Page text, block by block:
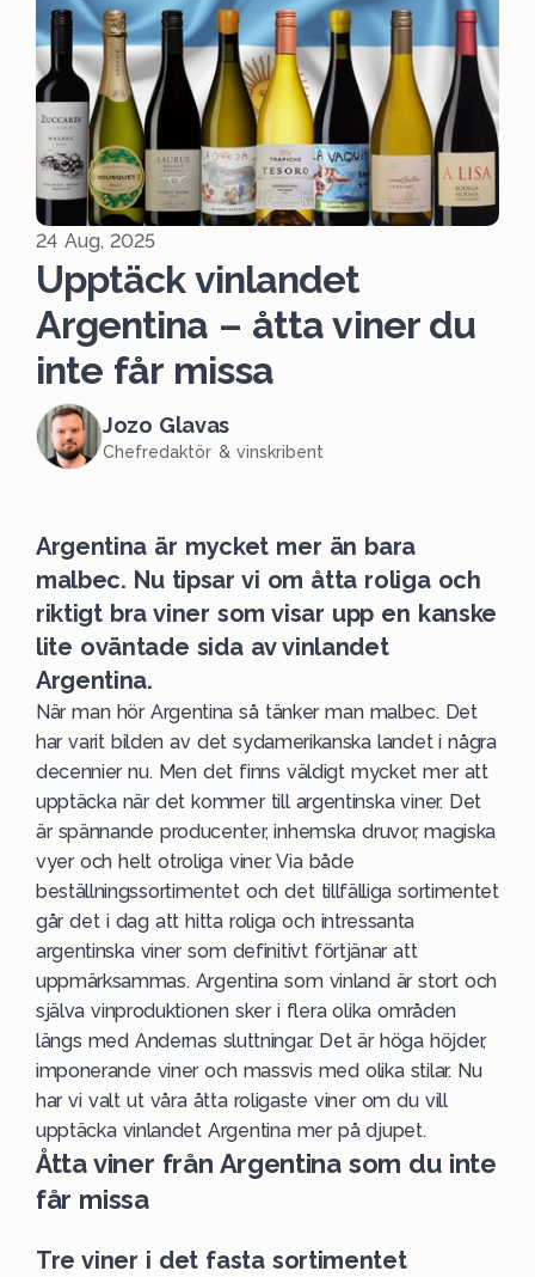
24 Aug, 2025
Upptäck vinlandet
Argentina – åtta viner du
inte får missa
Jozo Glavas
Chefredaktör & vinskribent
Argentina är mycket mer än bara
malbec. Nu tipsar vi om åtta roliga och
riktigt bra viner som visar upp en kanske
lite oväntade sida av vinlandet
Argentina.
När man hör Argentina så tänker man malbec. Det
har varit bilden av det sydamerikanska landet i några
decennier nu. Men det finns väldigt mycket mer att
upptäcka när det kommer till argentinska viner. Det
är spännande producenter, inhemska druvor, magiska
vyer och helt otroliga viner. Via både
beställningssortimentet och det tillfälliga sortimentet
går det i dag att hitta roliga och intressanta
argentinska viner som definitivt förtjänar att
uppmärksammas. Argentina som vinland är stort och
själva vinproduktionen sker i flera olika områden
längs med Andernas sluttningar. Det är höga höjder,
imponerande viner och massvis med olika stilar. Nu
har vi valt ut våra åtta roligaste viner om du vill
upptäcka vinlandet Argentina mer på djupet.
Åtta viner från Argentina som du inte
får missa
Tre viner i det fasta sortimentet